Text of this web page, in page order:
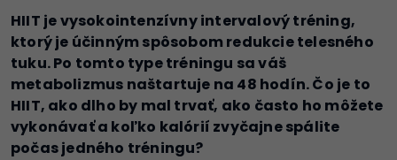
HIIT je vysokointenzívny intervalový tréning,
ktorý je účinným spôsobom redukcie telesného
tuku. Po tomto type tréningu sa váš
metabolizmus naštartuje na 48 hodín. Čo je to
HIIT, ako dlho by mal trvať, ako často ho môžete
vykonávať a koľko kalórií zvyčajne spálite
počas jedného tréningu?